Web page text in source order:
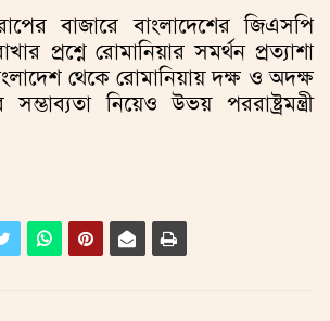
বাজারে বাংলাদেশের জিএসপি
প্রশ্নে রোমানিয়ার সমর্থন প্রত্যাশা
থেকে রোমানিয়ায় দক্ষ ও অদক্ষ
নিয়েও উভয় পররাষ্ট্রমন্ত্রী